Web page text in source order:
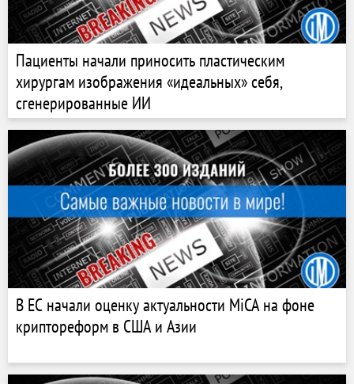
Пациенты начали приносить пластическим
хирургам изображения «идеальных» себя,
сгенерированные ИИ
В ЕС начали оценку актуальности MiCA на фоне
криптореформ в США и Азии